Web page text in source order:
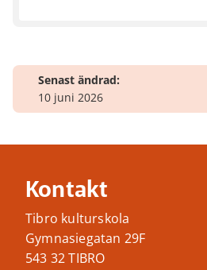
Senast ändrad:
10 juni 2026
Kontakt
Tibro kulturskola
Gymnasiegatan 29F
543 32 TIBRO